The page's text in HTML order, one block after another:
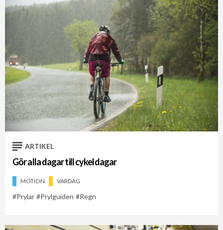
ARTIKEL
Gör alla dagar till cykeldagar
MOTION VARDAG
Prylar Prylguiden Regn